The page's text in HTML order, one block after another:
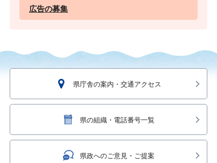
広告の募集
県庁舎の案内・交通アクセス
県の組織・電話番号一覧
県政へのご意見・ご提案